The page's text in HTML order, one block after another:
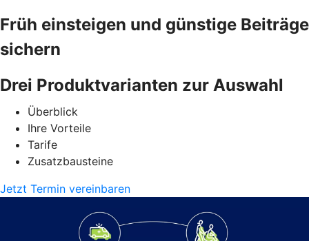
Früh einsteigen und günstige Beiträge
sichern
Drei Produktvarianten zur Auswahl
Überblick
Ihre Vorteile
Tarife
Zusatzbausteine
Jetzt Termin vereinbaren